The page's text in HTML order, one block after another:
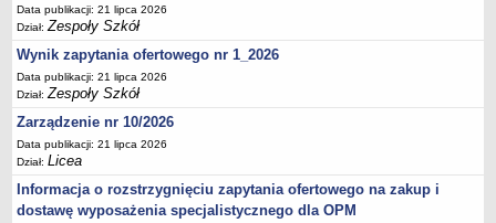
Data publikacji: 21 lipca 2026
Dział:Zespoły Szkół
Wynik zapytania ofertowego nr 1_2026
Data publikacji: 21 lipca 2026
Dział:Zespoły Szkół
Zarządzenie nr 10/2026
Data publikacji: 21 lipca 2026
Dział:Licea
Informacja o rozstrzygnięciu zapytania ofertowego na zakup i
dostawę wyposażenia specjalistycznego dla OPM